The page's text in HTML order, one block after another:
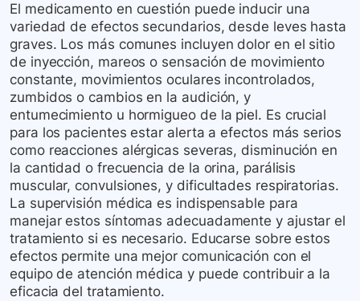
El medicamento en cuestión puede inducir una
variedad de efectos secundarios, desde leves hasta
graves. Los más comunes incluyen dolor en el sitio
de inyección, mareos o sensación de movimiento
constante, movimientos oculares incontrolados,
zumbidos o cambios en la audición, y
entumecimiento u hormigueo de la piel. Es crucial
para los pacientes estar alerta a efectos más serios
como reacciones alérgicas severas, disminución en
la cantidad o frecuencia de la orina, parálisis
muscular, convulsiones, y dificultades respiratorias.
La supervisión médica es indispensable para
manejar estos síntomas adecuadamente y ajustar el
tratamiento si es necesario. Educarse sobre estos
efectos permite una mejor comunicación con el
equipo de atención médica y puede contribuir a la
eficacia del tratamiento.